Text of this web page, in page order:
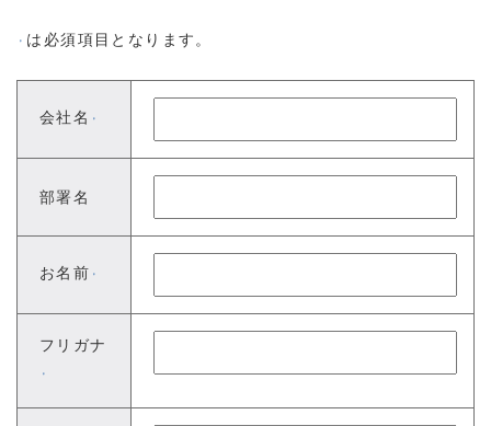
※ は必須項目となります。
会社名 ※
部署名
お名前 ※
フリガナ
※